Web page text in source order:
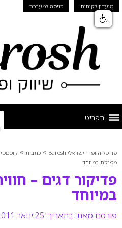
מועדון לקוחות כניסה למערכת
תפריט
פורטל היופי הישראלי Barosh » כתבות »
מפנקת במיוחד
פדיקור דגים –
במיוחד
פורסם מאת: בתאריך: 25 ינואר 2011